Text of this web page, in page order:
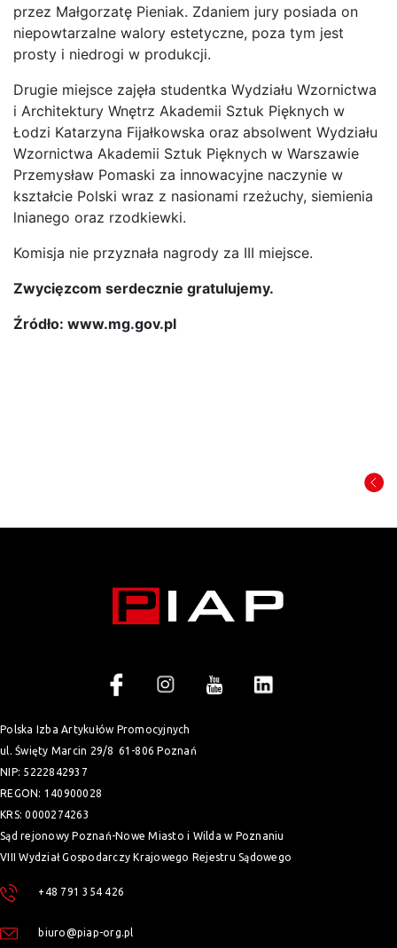
przez Małgorzatę Pieniak. Zdaniem jury posiada on
niepowtarzalne walory estetyczne, poza tym jest
prosty i niedrogi w produkcji.
Drugie miejsce zajęła studentka Wydziału Wzornictwa
i Architektury Wnętrz Akademii Sztuk Pięknych w
Łodzi Katarzyna Fijałkowska oraz absolwent Wydziału
Wzornictwa Akademii Sztuk Pięknych w Warszawie
Przemysław Pomaski za innowacyjne naczynie w
kształcie Polski wraz z nasionami rzeżuchy, siemienia
lnianego oraz rzodkiewki.
Komisja nie przyznała nagrody za III miejsce.
Zwycięzcom serdecznie gratulujemy.
Źródło: www.mg.gov.pl
Polska Izba Artykułów Promocyjnych
ul. Święty Marcin 29/8 61-806 Poznań
NIP: 5222842937
REGON: 140900028
KRS: 0000274263
Sąd rejonowy Poznań-Nowe Miasto i Wilda w Poznaniu
VIII Wydział Gospodarczy Krajowego Rejestru Sądowego
+48 791 354 426
biuro@piap-org.pl